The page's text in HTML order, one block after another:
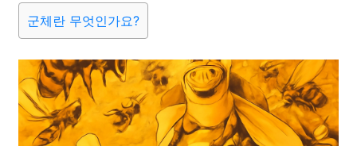
군체란 무엇인가요?